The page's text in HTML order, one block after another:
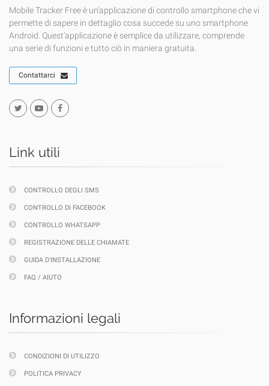
Mobile Tracker Free è un'applicazione di controllo smartphone che vi
permette di sapere in dettaglio cosa succede su uno smartphone
Android. Quest'applicazione è semplice da utilizzare, comprende
una serie di funzioni e tutto ciò in maniera gratuita.
Contattarci
Link utili
CONTROLLO DEGLI SMS
CONTROLLO DI FACEBOOK
CONTROLLO WHATSAPP
REGISTRAZIONE DELLE CHIAMATE
GUIDA D'INSTALLAZIONE
FAQ / AIUTO
Informazioni legali
CONDIZIONI DI UTILIZZO
POLITICA PRIVACY